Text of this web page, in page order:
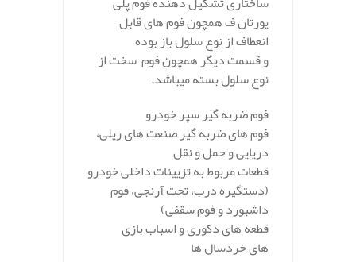
یورتان ف همچون فوم های قابل
انعطاف از نوع سلول باز بوده
و قسمت دیگر همچون فوم سخت از
نوع سلول بسته میباشد.
فوم ضربه گیر سپر خودرو
فوم های ضربه گیر صنعت های ریلی،
دریایی و حمل و نقل
قطعات مربوط به تزیینات داخلی خودرو
(دستگیره درب، تحت آرنجی، فوم
داشبورد و فوم سقفی)
قطعه های دکوری و اسباب بازی
های خردسال ها